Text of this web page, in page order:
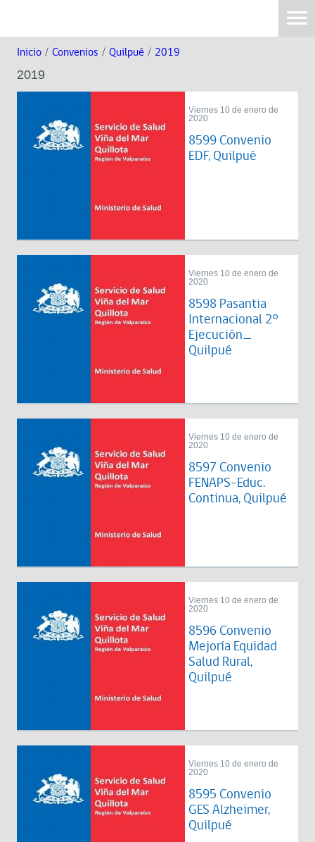
Inicio / Convenios / Quilpué / 2019
2019
Viernes 10 de enero de
2020
8599 Convenio
EDF, Quilpué
Viernes 10 de enero de
2020
8598 Pasantia
Internacional 2°
Ejecución_
Quilpué
Viernes 10 de enero de
2020
8597 Convenio
FENAPS-Educ.
Continua, Quilpué
Viernes 10 de enero de
2020
8596 Convenio
Mejoría Equidad
Salud Rural,
Quilpué
Viernes 10 de enero de
2020
8595 Convenio
GES Alzheimer,
Quilpué